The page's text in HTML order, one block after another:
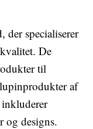
der specialiserer
De
til
af
og designs.